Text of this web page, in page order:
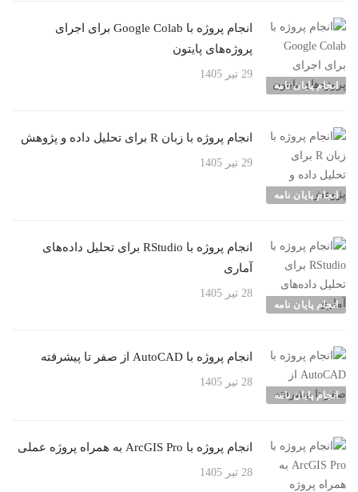
انجام پایان نامه
انجام پروژه با Google Colab برای اجرای
پروژه‌های پایتون
29 تیر 1405
انجام پایان نامه
انجام پروژه با زبان R برای تحلیل داده و پژوهش
29 تیر 1405
انجام پایان نامه
انجام پروژه با RStudio برای تحلیل داده‌های
آماری
28 تیر 1405
انجام پایان نامه
انجام پروژه با AutoCAD از صفر تا پیشرفته
28 تیر 1405
انجام پروژه با ArcGIS Pro به همراه پروژه عملی
28 تیر 1405